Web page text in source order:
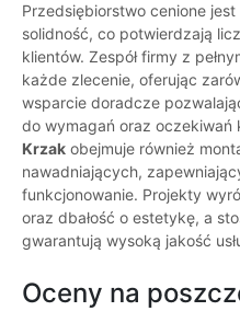
Przedsiębiorstwo cenione
solidność, co potwierdzają
klientów. Zespół firmy z
każde zlecenie, oferując
wsparcie doradcze
do wymagań oraz oczekiwań
Krzak obejmuje również
nawadniających,
funkcjonowanie. Projekty
oraz dbałość o estetykę, a
gwarantują wysoką jakość
Oceny na